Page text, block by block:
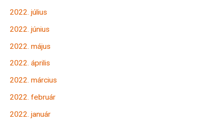
2022. július
2022. június
2022. május
2022. április
2022. március
2022. február
2022. január